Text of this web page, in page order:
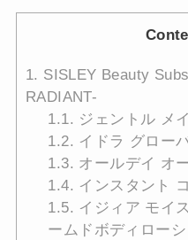
1. SISLEY Beauty
RADIANT-
1.1. ジェントル メ
1.2. イドラ グロー
1.3. オールデイ オ
1.4. インスタント
1.5. イジィア モイ
ームドボディローシ